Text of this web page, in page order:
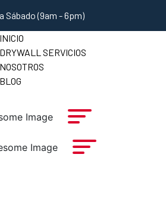
Sábado (9am - 6pm)
INICIO
DRYWALL SERVICIOS
NOSOTROS
BLOG